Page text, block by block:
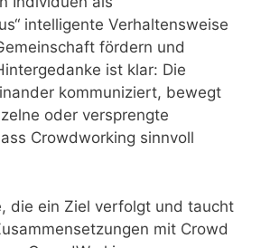
intelligente Verhaltensweise
fördern und
ist klar: Die
kommuniziert, bewegt
oder versprengte
Crowdworking sinnvoll
die ein Ziel verfolgt und taucht
mit Crowd